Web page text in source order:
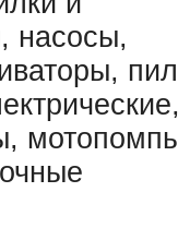
насосы,